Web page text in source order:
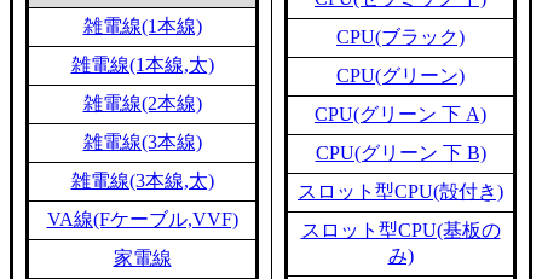
雑電線(1本線)
雑電線(1本線,太)
雑電線(2本線)
雑電線(3本線)
雑電線(3本線,太)
VA線(Fケーブル,VVF)
家電線
CPU(ブラック)
CPU(グリーン)
CPU(グリーン 下 A)
CPU(グリーン 下 B)
スロット型CPU(殻付き)
スロット型CPU(基板の
み)